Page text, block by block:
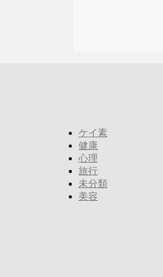
ケイ素
健康
心理
旅行
未分類
美容